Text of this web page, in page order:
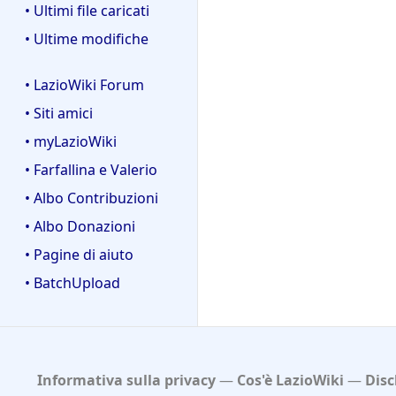
• Ultimi file caricati
• Ultime modifiche
• LazioWiki Forum
• Siti amici
• myLazioWiki
• Farfallina e Valerio
• Albo Contribuzioni
• Albo Donazioni
• Pagine di aiuto
• BatchUpload
Informativa sulla privacy Cos'è LazioWiki